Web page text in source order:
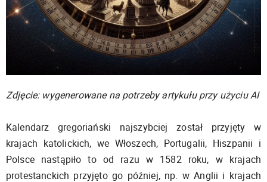
Zdjęcie: wygenerowane na potrzeby artykułu przy użyciu AI
Kalendarz gregoriański najszybciej został przyjęty w
krajach katolickich, we Włoszech, Portugalii, Hiszpanii i
Polsce nastąpiło to od razu w 1582 roku, w krajach
protestanckich przyjęto go później, np. w Anglii i krajach